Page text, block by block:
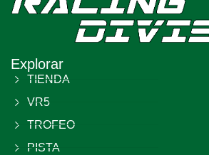
Explorar
TIENDA
VR5
TROFEO
PISTA